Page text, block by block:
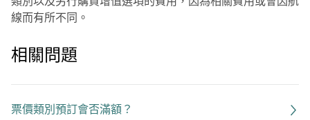
線而有所不同。
相關問題
票價類別預訂會否滿額？